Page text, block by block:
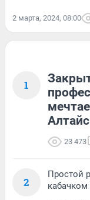
2 марта, 2024, 08:00
1
23 473
2
Простой